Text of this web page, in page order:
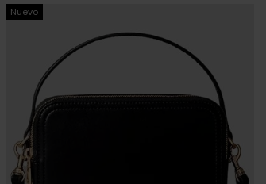
Nuevo